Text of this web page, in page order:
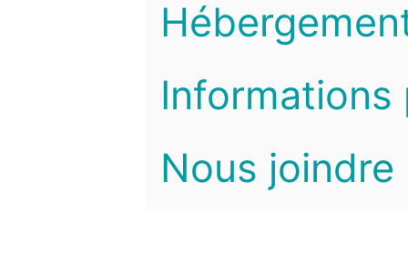
Informations
Nous joindre